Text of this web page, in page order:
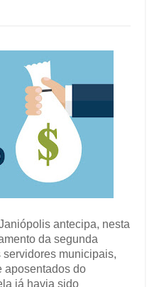
antecipa, nesta
da segunda
servidores municipais,
aposentados do
já havia sido